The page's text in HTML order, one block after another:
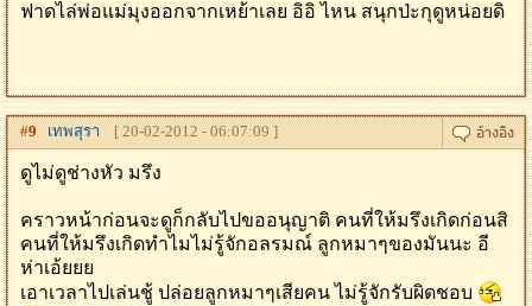
ฟาดไล่พ่อแม่มุงออกจากเหย้าเลย อิอิ ไหน สนุกป่ะกุดูหน่อยดิ
#9 เทพสุรา [ 20-02-2012 - 06:07:09 ]
ดูไม่ดูช่างหัว มรึง
คราวหน้าก่อนจะดูก็กลับไปขออนุญาติ คนที่ให้มรึงเกิดก่อนสิ
คนที่ให้มรึงเกิดทำไมไม่รู้จักอลรมณ์ ลูกหมาๆของมันนะ อี
ห่าเอ้ยยย
เอาเวลาไปเล่นชู้ ปล่อยลูกหมาๆเสียคน ไม่รู้จักรับผิดชอบ